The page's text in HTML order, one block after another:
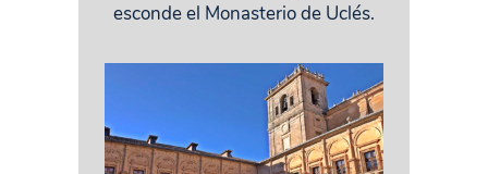
esconde el Monasterio de Uclés.